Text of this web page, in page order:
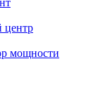
центр
мощности